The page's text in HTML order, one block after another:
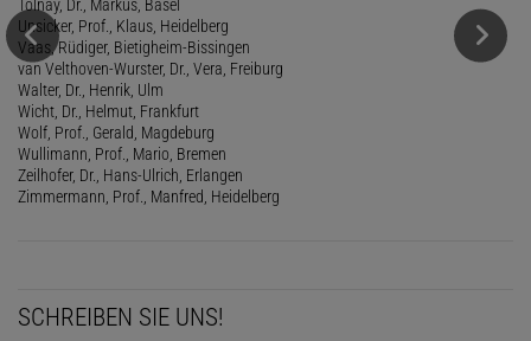
Tolnay, Dr., Markus, Basel
Unsicker, Prof., Klaus, Heidelberg
Vaas, Rüdiger, Bietigheim-Bissingen
van Velthoven-Wurster, Dr., Vera, Freiburg
Walter, Dr., Henrik, Ulm
Wicht, Dr., Helmut, Frankfurt
Wolf, Prof., Gerald, Magdeburg
Wullimann, Prof., Mario, Bremen
Zeilhofer, Dr., Hans-Ulrich, Erlangen
Zimmermann, Prof., Manfred, Heidelberg
SCHREIBEN SIE UNS!